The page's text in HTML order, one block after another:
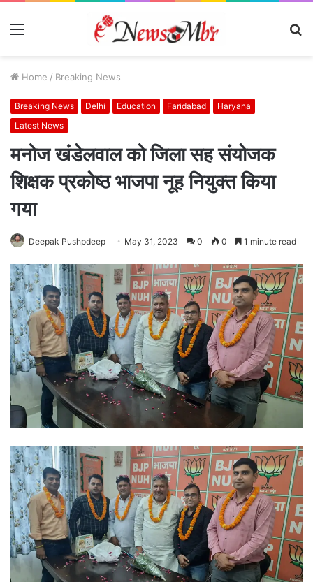
Menu
Home / Breaking News
Breaking News Delhi Education Faridabad
Haryana
Latest News
मनोज खंडेलवाल को जिला सह संयोजक
शिक्षक प्रकोष्ठ भाजपा नूह नियुक्त किया
गया
Deepak Pushpdeep May 31, 2023 0 0 1 minute read